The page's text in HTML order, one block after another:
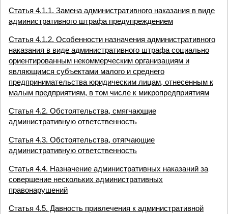
Статья 4.1.1. Замена административного наказания в виде
административного штрафа предупреждением
Статья 4.1.2. Особенности назначения административного
наказания в виде административного штрафа социально
ориентированным некоммерческим организациям и
являющимся субъектами малого и среднего
предпринимательства юридическим лицам, отнесенным к
малым предприятиям, в том числе к микропредприятиям
Статья 4.2. Обстоятельства, смягчающие
административную ответственность
Статья 4.3. Обстоятельства, отягчающие
административную ответственность
Статья 4.4. Назначение административных наказаний за
совершение нескольких административных
правонарушений
Статья 4.5. Давность привлечения к административной